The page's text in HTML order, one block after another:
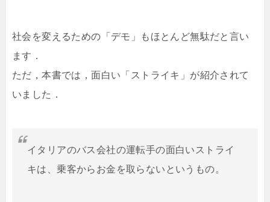
社会を変えるための「デモ」もほとんど無駄だと言い
ます．
ただ，本書では，面白い「ストライキ」が紹介されて
いました．
イタリアのバス会社の運転手の面白いストライ
キは、乗客からお金を取らないというもの。